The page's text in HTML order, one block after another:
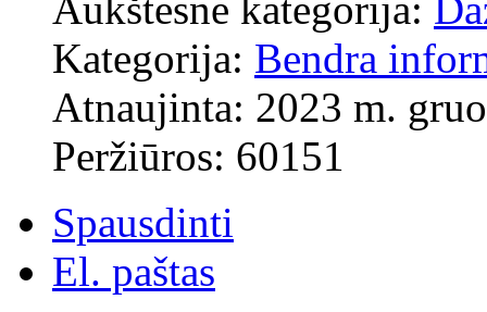
Kategorija: Bendra
Atnaujinta: 2023 m.
Peržiūros: 60151
Spausdinti
El. paštas